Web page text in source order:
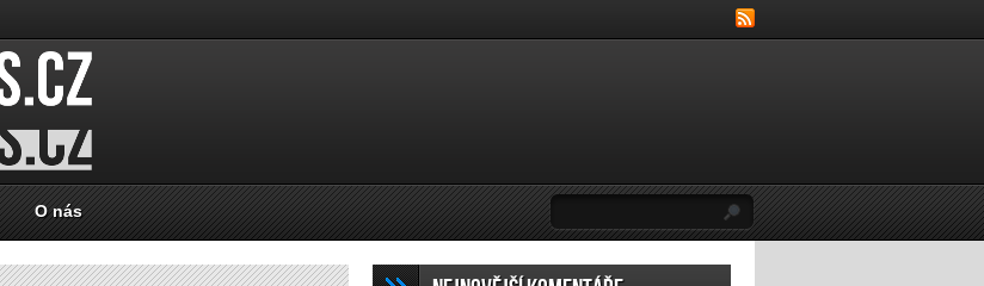
O nás